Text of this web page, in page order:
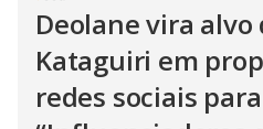
Deolane vira alvo
Kataguiri em
redes sociais